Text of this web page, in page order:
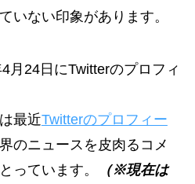
いない印象があります。
月24日にTwitterのプロフィ
最近Twitterのプロフィー
のニュースを皮肉るコメ
っています。
（※現在は